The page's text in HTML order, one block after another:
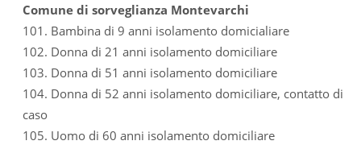
Comune di sorveglianza Montevarchi
101. Bambina di 9 anni isolamento domicialiare
102. Donna di 21 anni isolamento domiciliare
103. Donna di 51 anni isolamento domiciliare
104. Donna di 52 anni isolamento domiciliare, contatto di
caso
105. Uomo di 60 anni isolamento domiciliare